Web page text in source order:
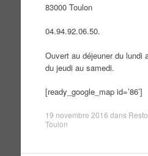
83000 Toulon
04.94.92.06.50.
Ouvert au déjeuner du lundi
du jeudi au samedi.
[ready_google_map id=’86’]
19 novembre 2016 dans
Toulon